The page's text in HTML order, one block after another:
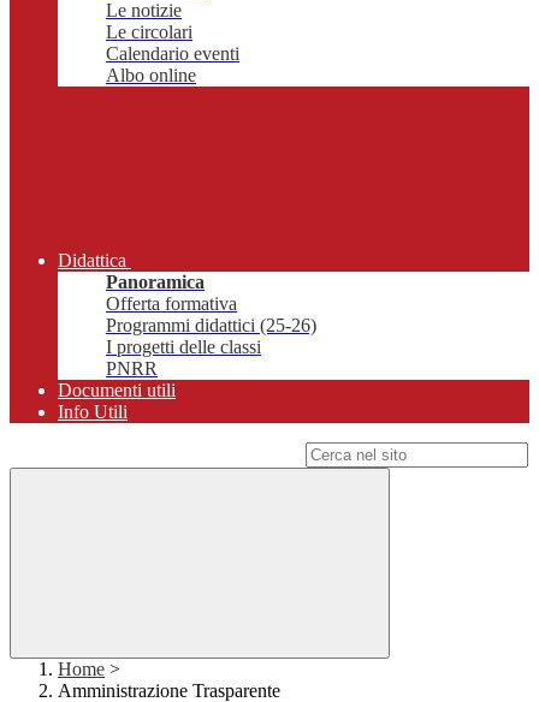
Le notizie
Le circolari
Calendario eventi
Albo online
Didattica
Panoramica
Offerta formativa
Programmi didattici (25-26)
I progetti delle classi
PNRR
Documenti utili
Info Utili
Home >
Amministrazione Trasparente